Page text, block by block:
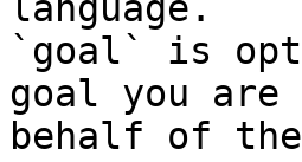
`goal` is
goal you
behalf of